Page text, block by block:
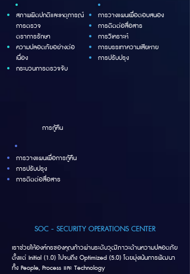
สภาพผิดปกติและเหตุการณ์
การตรวจ
ตราการรักษา
ความปลอดภัยอย่างต่อ
เนื่อง
กระบวนการตรวจจับ
การวางแผนเพื่อตอบสนอง
การติดต่อสื่อสาร
การวิเคราะห์
การบรรเทาความเสียหาย
การปรับปรุง
การกู้คืน
การวางแผนเพื่อการกู้คืน
การปรับปรุง
การติดต่อสื่อสาร
SOC - SECURITY OPERATIONS CENTER
เราช่วยให้องค์กรของคุณก้าวผ่านระดับวุฒิภาวะด้านความปลอดภัย
ตั้งแต่ Initial (1.0) ไปจนถึง Optimized (5.0) โดยมุ่งเน้นการพัฒนา
ทั้ง People, Process และ Technology